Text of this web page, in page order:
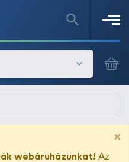
×
webáruházunkat! Az